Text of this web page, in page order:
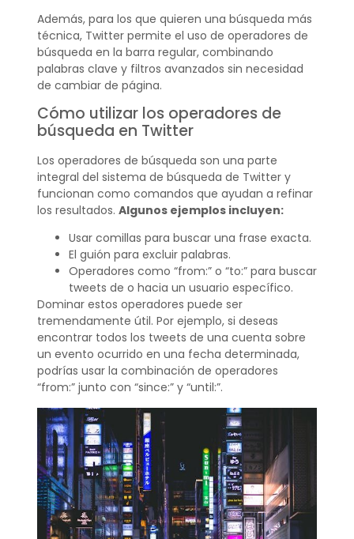
Además, para los que quieren una búsqueda más
técnica, Twitter permite el uso de operadores de
búsqueda en la barra regular, combinando
palabras clave y filtros avanzados sin necesidad
de cambiar de página.
Cómo utilizar los operadores de
búsqueda en Twitter
Los operadores de búsqueda son una parte
integral del sistema de búsqueda de Twitter y
funcionan como comandos que ayudan a refinar
los resultados. Algunos ejemplos incluyen:
Usar comillas para buscar una frase exacta.
El guión para excluir palabras.
Operadores como “from:” o “to:” para buscar
tweets de o hacia un usuario específico.
Dominar estos operadores puede ser
tremendamente útil. Por ejemplo, si deseas
encontrar todos los tweets de una cuenta sobre
un evento ocurrido en una fecha determinada,
podrías usar la combinación de operadores
“from:” junto con “since:” y “until:”.